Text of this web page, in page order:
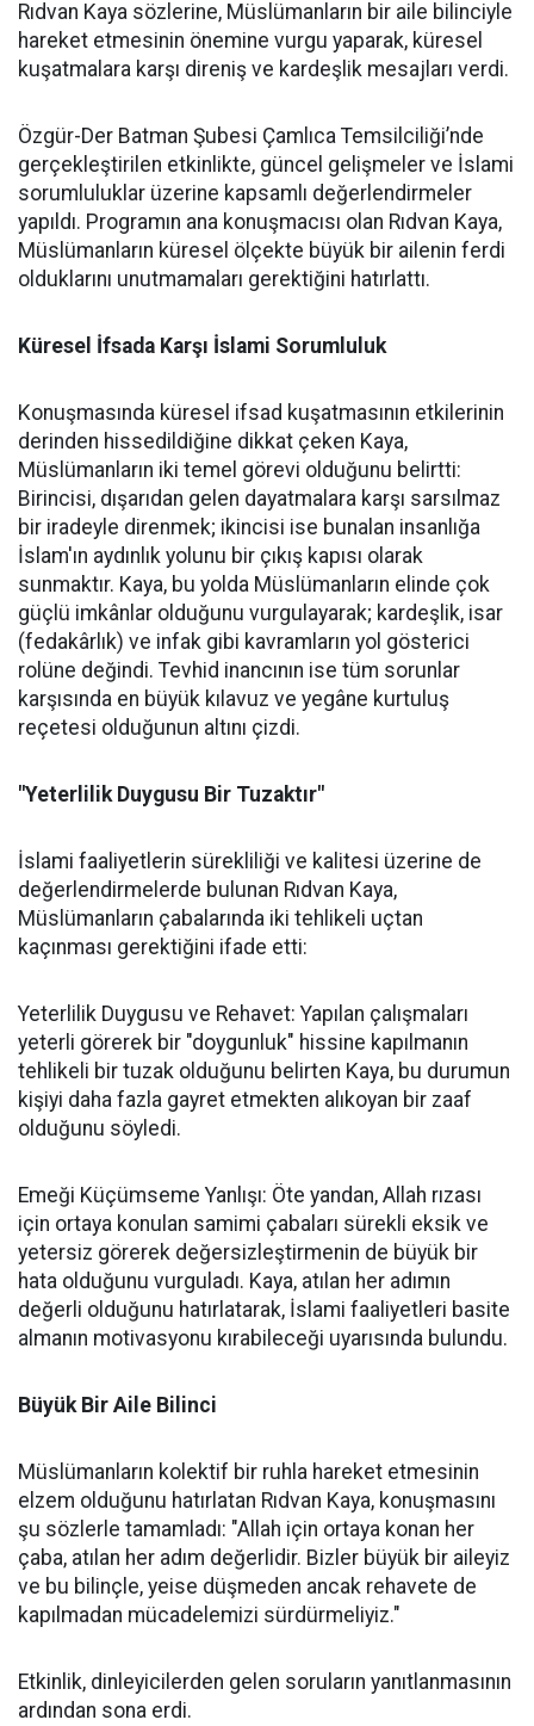
Rıdvan Kaya sözlerine, Müslümanların bir aile bilinciyle
hareket etmesinin önemine vurgu yaparak, küresel
kuşatmalara karşı direniş ve kardeşlik mesajları verdi.
Özgür-Der Batman Şubesi Çamlıca Temsilciliği’nde
gerçekleştirilen etkinlikte, güncel gelişmeler ve İslami
sorumluluklar üzerine kapsamlı değerlendirmeler
yapıldı. Programın ana konuşmacısı olan Rıdvan Kaya,
Müslümanların küresel ölçekte büyük bir ailenin ferdi
olduklarını unutmamaları gerektiğini hatırlattı.
Küresel İfsada Karşı İslami Sorumluluk
Konuşmasında küresel ifsad kuşatmasının etkilerinin
derinden hissedildiğine dikkat çeken Kaya,
Müslümanların iki temel görevi olduğunu belirtti:
Birincisi, dışarıdan gelen dayatmalara karşı sarsılmaz
bir iradeyle direnmek; ikincisi ise bunalan insanlığa
İslam'ın aydınlık yolunu bir çıkış kapısı olarak
sunmaktır. Kaya, bu yolda Müslümanların elinde çok
güçlü imkânlar olduğunu vurgulayarak; kardeşlik, isar
(fedakârlık) ve infak gibi kavramların yol gösterici
rolüne değindi. Tevhid inancının ise tüm sorunlar
karşısında en büyük kılavuz ve yegâne kurtuluş
reçetesi olduğunun altını çizdi.
"Yeterlilik Duygusu Bir Tuzaktır"
İslami faaliyetlerin sürekliliği ve kalitesi üzerine de
değerlendirmelerde bulunan Rıdvan Kaya,
Müslümanların çabalarında iki tehlikeli uçtan
kaçınması gerektiğini ifade etti:
Yeterlilik Duygusu ve Rehavet: Yapılan çalışmaları
yeterli görerek bir "doygunluk" hissine kapılmanın
tehlikeli bir tuzak olduğunu belirten Kaya, bu durumun
kişiyi daha fazla gayret etmekten alıkoyan bir zaaf
olduğunu söyledi.
Emeği Küçümseme Yanlışı: Öte yandan, Allah rızası
için ortaya konulan samimi çabaları sürekli eksik ve
yetersiz görerek değersizleştirmenin de büyük bir
hata olduğunu vurguladı. Kaya, atılan her adımın
değerli olduğunu hatırlatarak, İslami faaliyetleri basite
almanın motivasyonu kırabileceği uyarısında bulundu.
Büyük Bir Aile Bilinci
Müslümanların kolektif bir ruhla hareket etmesinin
elzem olduğunu hatırlatan Rıdvan Kaya, konuşmasını
şu sözlerle tamamladı: "Allah için ortaya konan her
çaba, atılan her adım değerlidir. Bizler büyük bir aileyiz
ve bu bilinçle, yeise düşmeden ancak rehavete de
kapılmadan mücadelemizi sürdürmeliyiz."
Etkinlik, dinleyicilerden gelen soruların yanıtlanmasının
ardından sona erdi.